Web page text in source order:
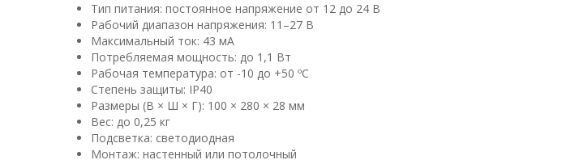
Тип питания: постоянное напряжение от 12 до 24 В
Рабочий диапазон напряжения: 11–27 В
Максимальный ток: 43 мА
Потребляемая мощность: до 1,1 Вт
Рабочая температура: от -10 до +50 ºС
Степень защиты: IP40
Размеры (В × Ш × Г): 100 × 280 × 28 мм
Вес: до 0,25 кг
Подсветка: светодиодная
Монтаж: настенный или потолочный